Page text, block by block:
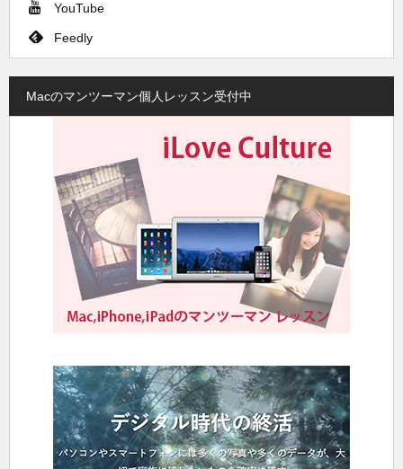
YouTube
Feedly
Macのマンツーマン個人レッスン受付中